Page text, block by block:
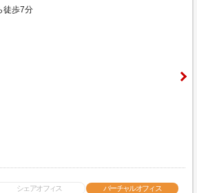
徒歩7分
シェアオフィス バーチャルオフィス